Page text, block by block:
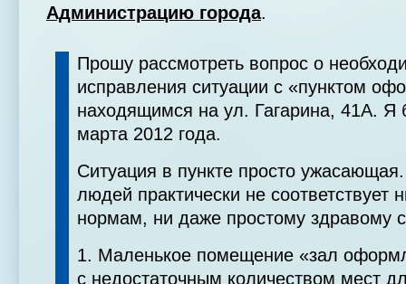
Администрацию города.
Прошу рассмотреть вопрос о
исправления ситуации с «пунктом
находящимся на ул. Гагарина, 41А. Я
марта 2012 года.
Ситуация в пункте просто
людей практически не соответствует
нормам, ни даже простому здравому
1. Маленькое помещение «зал
с недостаточным количеством мест